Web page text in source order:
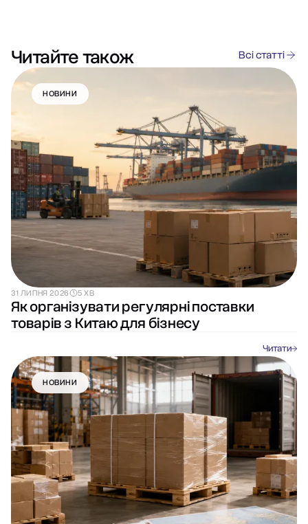
Читайте також Всі статті
НОВИНИ
31 ЛИПНЯ 2026 5 ХВ
Як організувати регулярні поставки
товарів з Китаю для бізнесу
Читати
НОВИНИ